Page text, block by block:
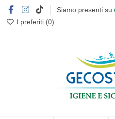
Siamo presenti su
I preferiti (0)